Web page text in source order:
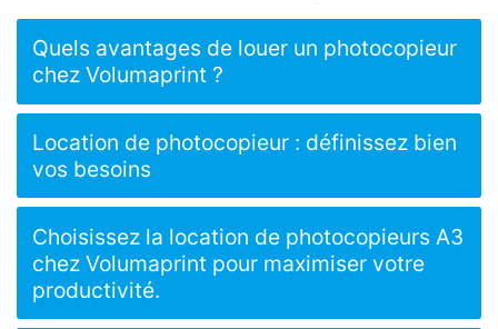
Quels avantages de louer un photocopieur
chez Volumaprint ?
Location de photocopieur : définissez bien
vos besoins
Choisissez la location de photocopieurs A3
chez Volumaprint pour maximiser votre
productivité.